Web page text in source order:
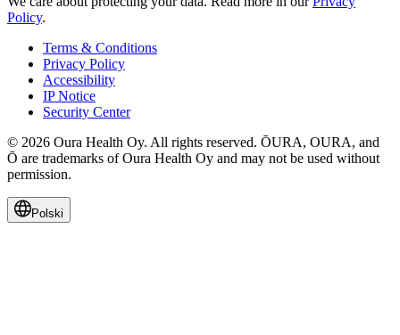
Policy.
Terms & Conditions
Privacy Policy
Accessibility
IP Notice
Security Center
© 2026 Oura Health Oy. All rights reserved. ŌURA, OURA, and
Ō are trademarks of Oura Health Oy and may not be used without
permission.
Polski